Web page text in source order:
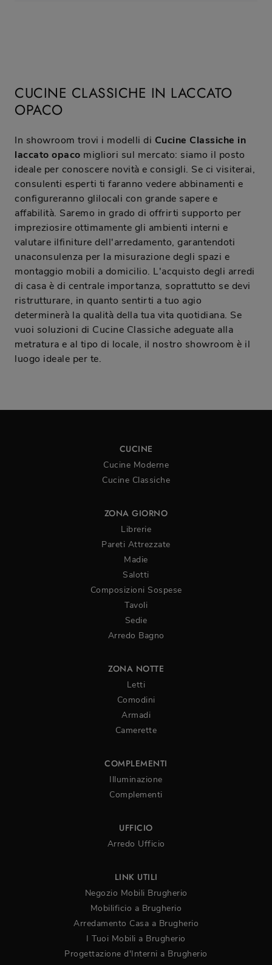
CUCINE CLASSICHE IN LACCATO
OPACO
In showroom trovi i modelli di Cucine Classiche in
laccato opaco migliori sul mercato: siamo il posto
ideale per conoscere novità e consigli. Se ci visiterai,
consulenti esperti ti faranno vedere abbinamenti e
configureranno glilocali con grande sapere e
affabilità. Saremo in grado di offrirti supporto per
impreziosire ottimamente gli ambienti interni e
valutare ilfiniture dell'arredamento, garantendoti
unaconsulenza per la misurazione degli spazi e
montaggio mobili a domicilio. L'acquisto degli arredi
di casa è di centrale importanza, soprattutto se devi
ristrutturare, in quanto sentirti a tuo agio
determinerà la qualità della tua vita quotidiana. Se
vuoi soluzioni di Cucine Classiche adeguate alla
metratura e al tipo di locale, il nostro showroom è il
luogo ideale per te.
CUCINE
Cucine Moderne
Cucine Classiche
ZONA GIORNO
Librerie
Pareti Attrezzate
Madie
Salotti
Composizioni Sospese
Tavoli
Sedie
Arredo Bagno
ZONA NOTTE
Letti
Comodini
Armadi
Camerette
COMPLEMENTI
Illuminazione
Complementi
UFFICIO
Arredo Ufficio
LINK UTILI
Negozio Mobili Brugherio
Mobilificio a Brugherio
Arredamento Casa a Brugherio
I Tuoi Mobili a Brugherio
Progettazione d'Interni a Brugherio